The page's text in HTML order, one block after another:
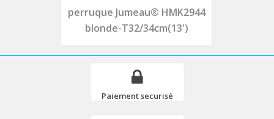
perruque Jumeau® HMK2944
blonde-T32/34cm(13')
Paiement securisé